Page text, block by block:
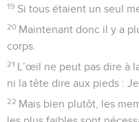
19 Si tous étaient un seul
20 Maintenant donc il y a
corps.
21 L’œil ne peut pas dire à
ni la tête dire aux pieds :
22 Mais bien plutôt, les